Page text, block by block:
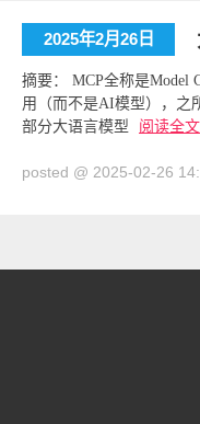
2025年2月26日
摘要： MCP全称是Model
用（而不是AI模型），之
部分大语言模型
阅读全文
posted @ 2025-02-26